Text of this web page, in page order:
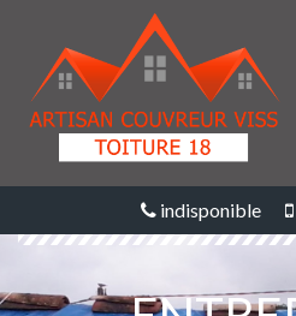
indisponible